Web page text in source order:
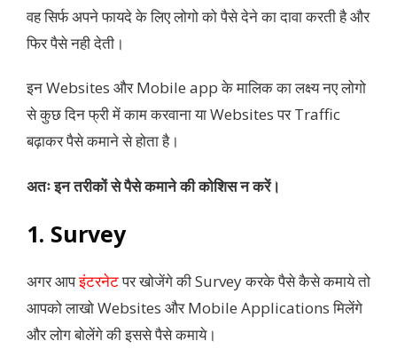
वह सिर्फ अपने फायदे के लिए लोगो को पैसे देने का दावा करती है और
फिर पैसे नही देती।
इन Websites और Mobile app के मालिक का लक्ष्य नए लोगो
से कुछ दिन फ्री में काम करवाना या Websites पर Traffic
बढ़ाकर पैसे कमाने से होता है।
अतः इन तरीकों से पैसे कमाने की कोशिस न करें।
1. Survey
अगर आपइंटरनेटपर खोजेंगे की Survey करके पैसे कैसे कमाये तो
आपको लाखो Websites और Mobile Applications मिलेंगे
और लोग बोलेंगे की इससे पैसे कमाये।